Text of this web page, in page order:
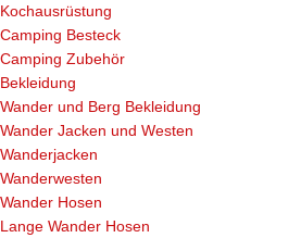
Kochausrüstung
Camping Besteck
Camping Zubehör
Bekleidung
Wander und Berg Bekleidung
Wander Jacken und Westen
Wanderjacken
Wanderwesten
Wander Hosen
Lange Wander Hosen